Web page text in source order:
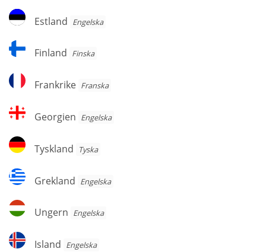
Estland
Estland Engelska
Finland
Finland Finska
Frankrike
Frankrike Franska
Georgien
Georgien Engelska
Tyskland
Tyskland Tyska
Grekland
Grekland Engelska
Ungern
Ungern Engelska
Island
Island Engelska